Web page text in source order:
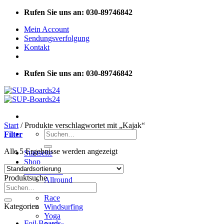
Zum
springen
Rufen Sie uns an: 030-89746842
Mein Account
Sendungsverfolgung
Kontakt
Rufen Sie uns an: 030-89746842
Suchen
nach:
Startseite
Shop
SUP Boards
Allround
Race
Windsurfing
Yoga
Start /Produkte verschlagwortet mit „Kajak“
Filter
Alle 5 Ergebnisse werden angezeigt
Produktsuche
Suchen
nach:
Kategorien